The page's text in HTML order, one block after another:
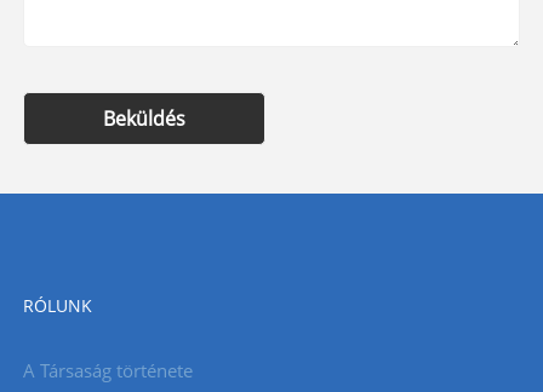
Beküldés
RÓLUNK
A Társaság története